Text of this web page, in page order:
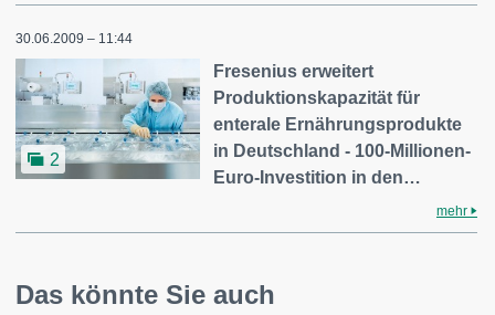
30.06.2009 – 11:44
2
Fresenius erweitert
Produktionskapazität für
enterale Ernährungsprodukte
in Deutschland - 100-Millionen-
Euro-Investition in den…
mehr
Das könnte Sie auch